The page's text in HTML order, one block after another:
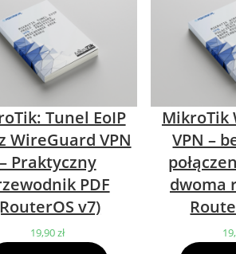
Tunel EoIP
WireGuard VPN
– Praktyczny
PDF
v7)
19,90zł
MikroTik
VPN –
dwoma